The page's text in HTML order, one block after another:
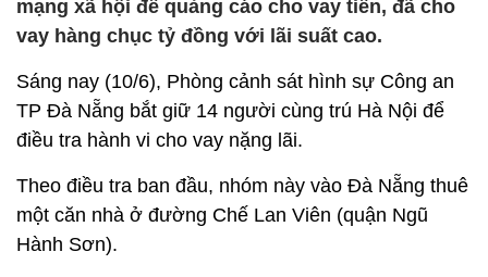
mạng xã hội để quảng cáo cho vay tiền, đã cho
vay hàng chục tỷ đồng với lãi suất cao.
Sáng nay (10/6), Phòng cảnh sát hình sự Công an
TP Đà Nẵng bắt giữ 14 người cùng trú Hà Nội để
điều tra hành vi cho vay nặng lãi.
Theo điều tra ban đầu, nhóm này vào Đà Nẵng thuê
một căn nhà ở đường Chế Lan Viên (quận Ngũ
Hành Sơn).